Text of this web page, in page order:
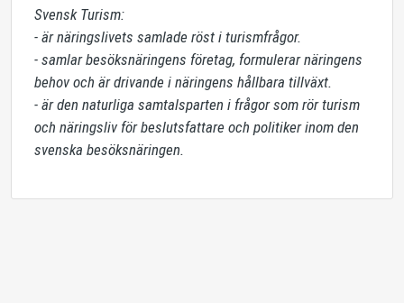
Svensk Turism:
- är näringslivets samlade röst i turismfrågor.
- samlar besöksnäringens företag, formulerar näringens
behov och är drivande i näringens hållbara tillväxt.
- är den naturliga samtalsparten i frågor som rör turism
och näringsliv för beslutsfattare och politiker inom den
svenska besöksnäringen.